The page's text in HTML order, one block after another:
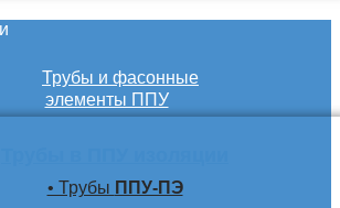
Трубы и фасонные
элементы ППУ
• Трубы ППУ-ПЭ